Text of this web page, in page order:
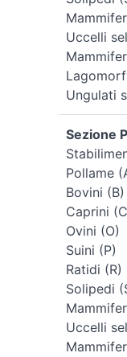
Uccelli
Ungulati
Sezione
Pollame
Bovini (B)
Caprini
Ovini (O)
Suini (P)
Ratidi (R)
Solipedi
Uccelli